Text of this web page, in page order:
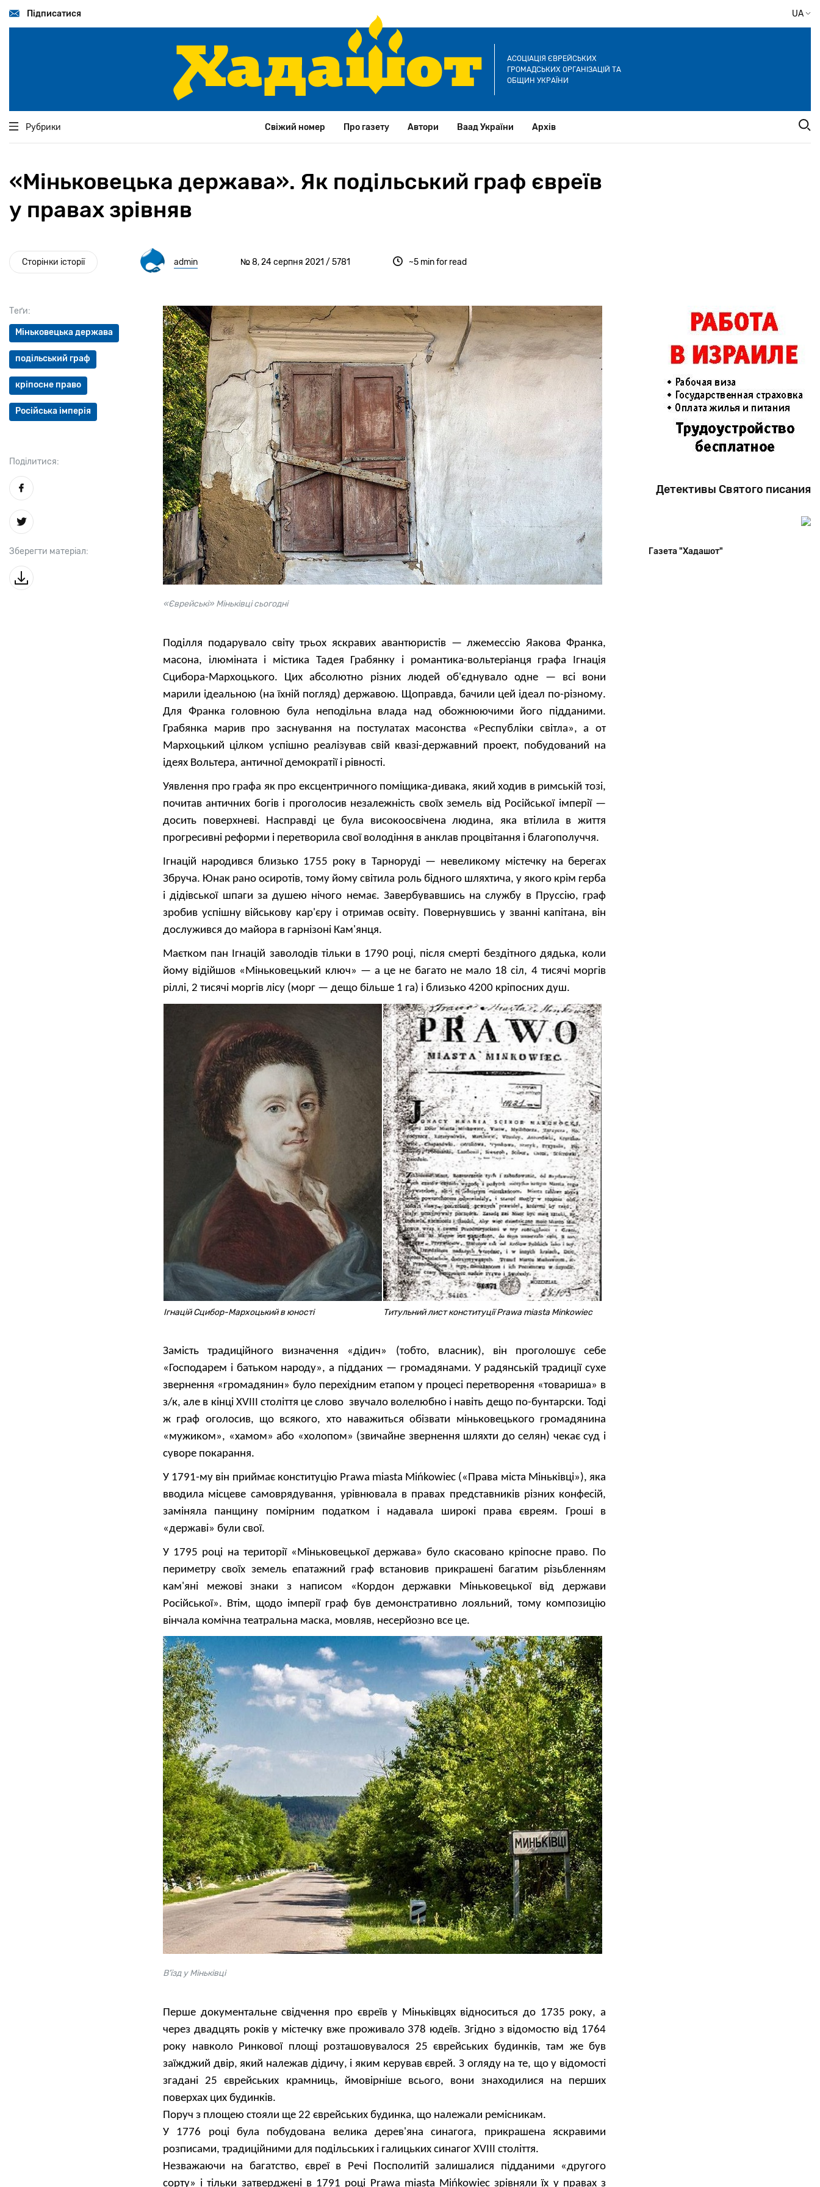
основногоПідписатися UA
АСОЦІАЦІЯ ЄВРЕЙСЬКИХ
ГРОМАДСЬКИХ ОРГАНІЗАЦІЙ ТА
ОБЩИН УКРАЇНИ
Рубрики Свіжий номер Про газету Автори Ваад України Архів
«Міньковецька держава». Як подільський граф євреїв
у правах зрівняв
Сторінки історії admin № 8, 24 серпня 2021 / 5781 ~5 min for read
Теґи:
Міньковецька держава
подільський граф
кріпосне право
Російська імперія
Поділитися:
Зберегти матеріал:
«Єврейські» Міньківці сьогодні
Поділля подарувало світу трьох яскравих авантюристів — лжемессію Яакова Франка,
масона, ілюміната і містика Тадея Грабянку і романтика-вольтеріанця графа Ігнація
Сцибора-Мархоцького. Цих абсолютно різних людей об'єднувало одне — всі вони
марили ідеальною (на їхній погляд) державою. Щоправда, бачили цей ідеал по-різному.
Для Франка головною була неподільна влада над обожнюючими його підданими.
Грабянка марив про заснування на постулатах масонства «Республіки світла», а от
Мархоцький цілком успішно реалізував свій квазі-державний проект, побудований на
ідеях Вольтера, античної демократії і рівності.
Уявлення про графа як про ексцентричного поміщика-дивака, який ходив в римській тозі,
почитав античних богів і проголосив незалежність своїх земель від Російської імперії —
досить поверхневі. Насправді це була високоосвічена людина, яка втілила в життя
прогресивні реформи і перетворила свої володіння в анклав процвітання і благополуччя.
Ігнацій народився близько 1755 року в Тарноруді — невеликому містечку на берегах
Збруча. Юнак рано осиротів, тому йому світила роль бідного шляхтича, у якого крім герба
і дідівської шпаги за душею нічого немає. Завербувавшись на службу в Пруссію, граф
зробив успішну військову кар'єру і отримав освіту. Повернувшись у званні капітана, він
дослужився до майора в гарнізоні Кам'янця.
Маєтком пан Ігнацій заволодів тільки в 1790 році, після смерті бездітного дядька, коли
йому відійшов «Міньковецький ключ» — а це не багато не мало 18 сіл, 4 тисячі моргів
ріллі, 2 тисячі моргів лісу (морг — дещо більше 1 га) і близько 4200 кріпосних душ.
Ігнацій Сцибор-Мархоцький в юності Титульний лист конституції Prawa miasta Minkowiec
Замість традиційного визначення «дідич» (тобто, власник), він проголошує себе
«Господарем і батьком народу», а підданих — громадянами. У радянській традиції сухе
звернення «громадянин» було перехідним етапом у процесі перетворення «товариша» в
з/к, але в кінці XVIII століття це слово звучало волелюбно і навіть дещо по-бунтарски. Тоді
ж граф оголосив, що всякого, хто наважиться обізвати міньковецького громадянина
«мужиком», «хамом» або «холопом» (звичайне звернення шляхти до селян) чекає суд і
суворе покарання.
У 1791-му він приймає конституцію Prawa miasta Mińkowiec («Права міста Міньківці»), яка
вводила місцеве самоврядування, урівнювала в правах представників різних конфесій,
заміняла панщину помірним податком і надавала широкі права євреям. Гроші в
«державі» були свої.
У 1795 році на території «Міньковецької держава» було скасовано кріпосне право. По
периметру своїх земель епатажний граф встановив прикрашені багатим різьбленням
кам'яні межові знаки з написом «Кордон державки Міньковецької від держави
Російської». Втім, щодо імперії граф був демонстративно лояльний, тому композицію
вінчала комічна театральна маска, мовляв, несерйозно все це.
В'їзд у Міньківці
Перше документальне свідчення про євреїв у Міньківцях відноситься до 1735 року, а
через двадцять років у містечку вже проживало 378 юдеїв. Згідно з відомостю від 1764
року навколо Ринкової площі розташовувалося 25 єврейських будинків, там же був
заїжджий двір, який належав дідичу, і яким керував єврей. З огляду на те, що у відомості
згадані 25 єврейських крамниць, ймовірніше всього, вони знаходилися на перших
поверхах цих будинків.
Поруч з площею стояли ще 22 єврейських будинка, що належали ремісникам.
У 1776 році була побудована велика дерев'яна синагога, прикрашена яскравими
розписами, традиційними для подільських і галицьких синагог XVIII століття.
Незважаючи на багатство, євреї в Речі Посполитій залишалися підданими «другого
сорту» і тільки затверджені в 1791 році Prawa miasta Mińkowiec зрівняли їх у правах з
Детективы Святого писания
Газета "Хадашот"